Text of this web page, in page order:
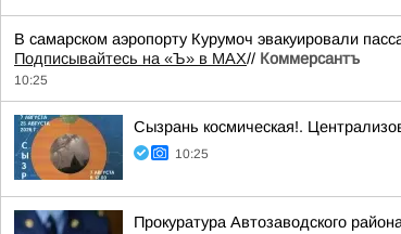
В самарском аэропорту Курумоч эвакуировали
Подписывайтесь на «Ъ» в MAX// Коммерсантъ
10:25
Сызрань космическая!.
10:25
Прокуратура Автозаводского